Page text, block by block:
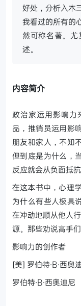
好处，分析入木
我看过的所有的
然可称名著。
述。
内容简介
政治家运用影响力
品，推销员运用影
朋友和家人，不知
但到底是为什么，
反应就会从负面抵
在这本书中，心理
为什么有些人极具
在冲动地顺从他人
源。那些劝说高手
影响力的创作者
[美] 罗伯特·B·西奥
罗伯特·B·西奥迪尼